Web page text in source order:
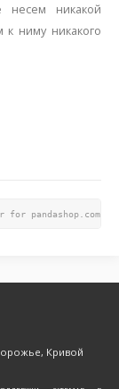
несем никакой
ниму никакого
pandashop.com.ua
Кривой